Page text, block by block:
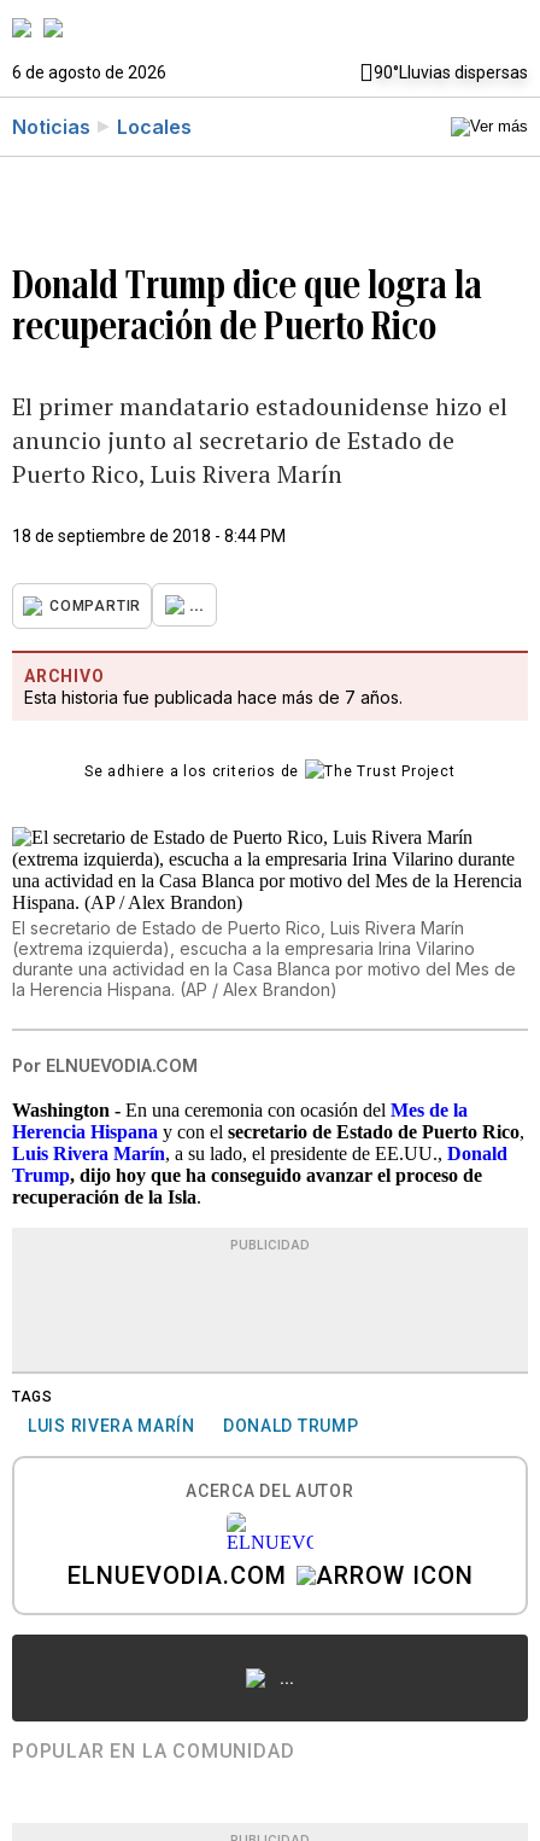
6 de agosto de 2026 90°Lluvias dispersas
Noticias Locales
Donald Trump dice que logra la
recuperación de Puerto Rico
El primer mandatario estadounidense hizo el
anuncio junto al secretario de Estado de
Puerto Rico, Luis Rivera Marín
18 de septiembre de 2018 - 8:44 PM
COMPARTIR ...
ARCHIVO
Esta historia fue publicada hace más de 7 años.
Se adhiere a los criterios de
El secretario de Estado de Puerto Rico, Luis Rivera Marín
(extrema izquierda), escucha a la empresaria Irina Vilarino
durante una actividad en la Casa Blanca por motivo del Mes de
la Herencia Hispana. (AP / Alex Brandon)
Por ELNUEVODIA.COM
Washington - En una ceremonia con ocasión del Mes de la
Herencia Hispana y con el secretario de Estado de Puerto Rico,
Luis Rivera Marín, a su lado, el presidente de EE.UU., Donald
Trump, dijo hoy que ha conseguido avanzar el proceso de
recuperación de la Isla.
PUBLICIDAD
TAGS
LUIS RIVERA MARÍN DONALD TRUMP
ACERCA DEL AUTOR
ELNUEVODIA.COM
...
POPULAR EN LA COMUNIDAD